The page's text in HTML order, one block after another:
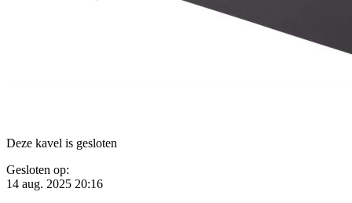
Deze kavel is gesloten
Gesloten op:
14 aug. 2025 20:16